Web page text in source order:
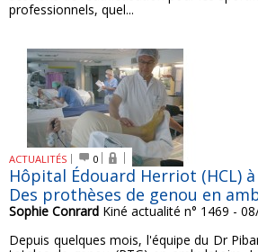
professionnels, quel...
ACTUALITÉS 0
Hôpital Édouard Herriot (HCL) à
Des prothèses de genou en
Sophie Conrard Kiné actualité n° 1469 -
Depuis quelques mois, l'équipe du Dr